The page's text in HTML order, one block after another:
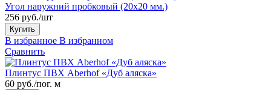
Угол наружний пробковый (20x20 мм.)
256 руб./шт
Купить
В избранное В избранном
Сравнить
Плинтус ПВХ Aberhof «Дуб аляска»
60 руб./пог. м